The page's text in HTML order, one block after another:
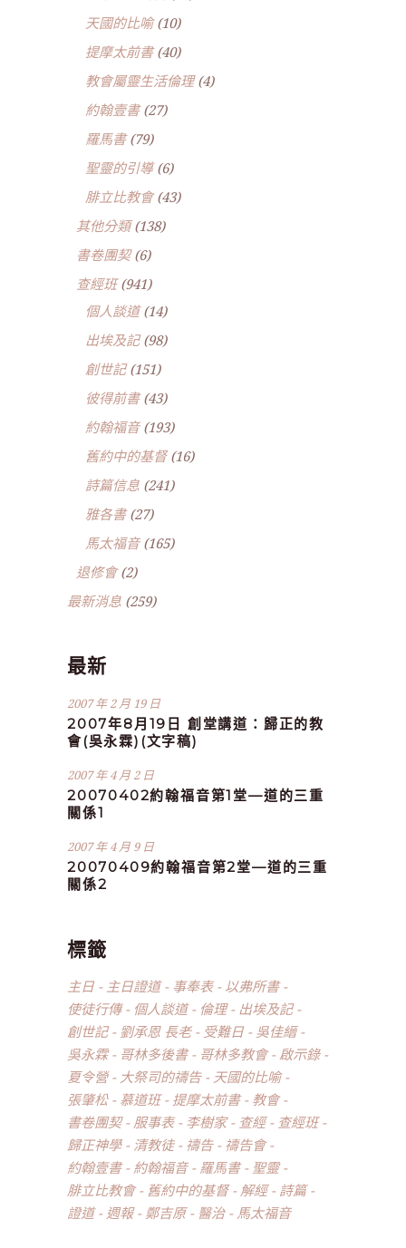
天國的比喻(10)
提摩太前書(40)
教會屬靈生活倫理(4)
約翰壹書(27)
羅馬書(79)
聖靈的引導(6)
腓立比教會(43)
其他分類(138)
書卷團契(6)
查經班(941)
個人談道(14)
出埃及記(98)
創世記(151)
彼得前書(43)
約翰福音(193)
舊約中的基督(16)
詩篇信息 (241)
雅各書(27)
馬太福音(165)
退修會(2)
最新消息 (259)
最新
2007 年 2 月 19 日
2007年8月19日 創堂講道：歸正的教
會(吳永霖)(文字稿)
2007 年 4 月 2 日
20070402約翰福音第1堂—道的三重
關係1
2007 年 4 月 9 日
20070409約翰福音第2堂—道的三重
關係2
標籤
主日 主日證道 事奉表
以弗所書
使徒行傳
個人談道 倫理
出埃及記
創世記
劉承恩 長老 受難日
吳佳縉
吳永霖
哥林多後書 哥林多教會
啟示錄
夏令營
大祭司的禱告
天國的比喻
張肇松
慕道班 提摩太前書
教會
書卷團契
服事表 李樹家 查經
查經班
歸正神學
清教徒 禱告
禱告會
約翰壹書
約翰福音 羅馬書
聖靈
腓立比教會
舊約中的基督 解經
詩篇
證道
週報 鄭吉原 醫治 馬太福音